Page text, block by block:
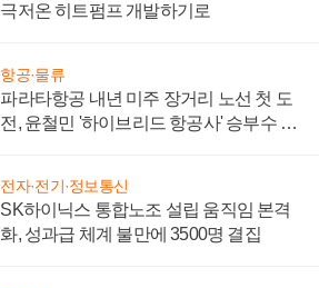
극저온 히트펌프 개발하기로
항공·물류
파라타항공 내년 미주 장거리 노선 첫 도
전, 윤철민 '하이브리드 항공사' 승부수 통
전자·전기·정보통신
SK하이닉스 통합노조 설립 움직임 본격
화, 성과급 체계 불만에 3500명 결집